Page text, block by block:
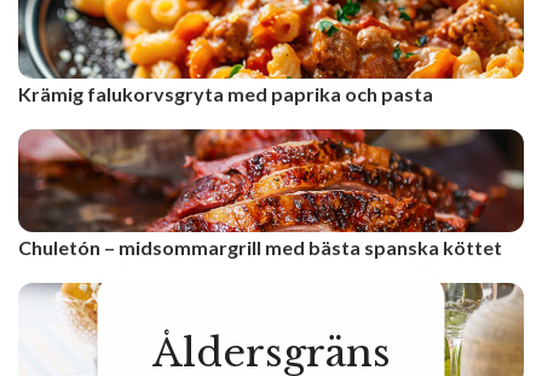
Krämig falukorvsgryta med paprika och pasta
Chuletón – midsommargrill med bästa spanska köttet
Åldersgräns